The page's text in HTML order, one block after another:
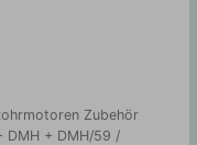
Zubehör
DMH + DMH/59 /